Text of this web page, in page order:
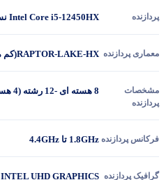
پردازنده Intel Core i5-12450HX نسل12
معماری پردازنده RAPTOR-LAKE-HX(کم مصرف)
مشخصات
پردازنده
8 هسته ای -12 رشته (4 هسته Performance و 4 هسته Efficient)
فرکانس پردازنده 1.8GHz تا 4.4GHz
گرافیک پردازنده INTEL UHD GRAPHICS برای کار های روزمره پایه